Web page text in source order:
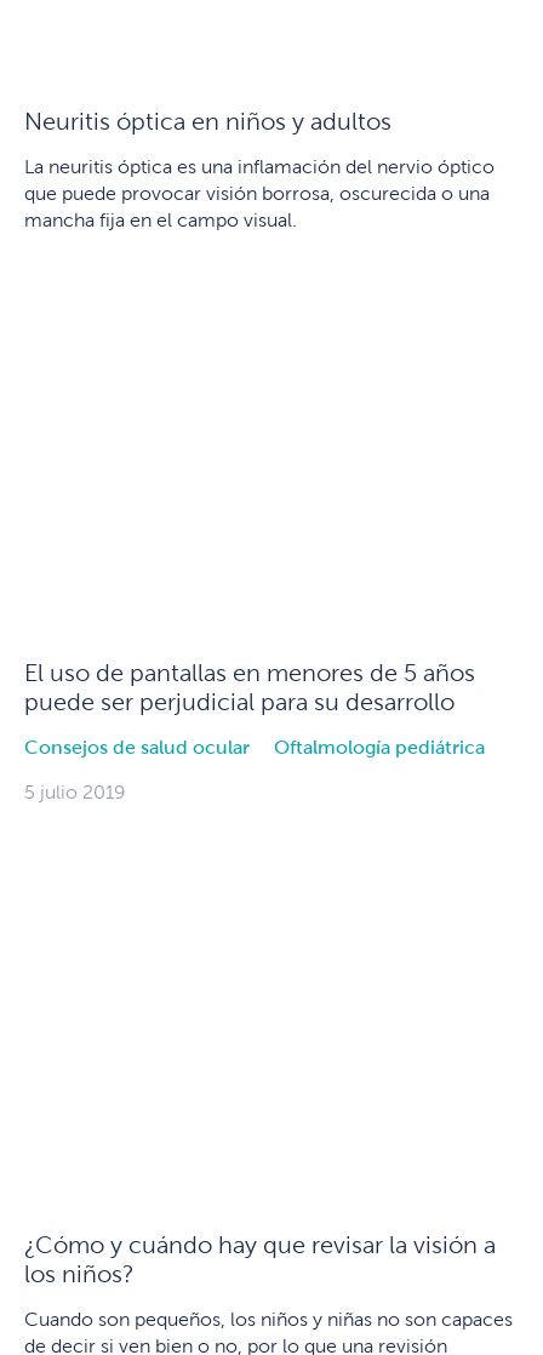
Neuritis óptica en niños y adultos
La neuritis óptica es una inflamación del nervio óptico
que puede provocar visión borrosa, oscurecida o una
mancha fija en el campo visual.
El uso de pantallas en menores de 5 años
puede ser perjudicial para su desarrollo
Consejos de salud ocular Oftalmología pediátrica
5 julio 2019
¿Cómo y cuándo hay que revisar la visión a
los niños?
Cuando son pequeños, los niños y niñas no son capaces
de decir si ven bien o no, por lo que una revisión